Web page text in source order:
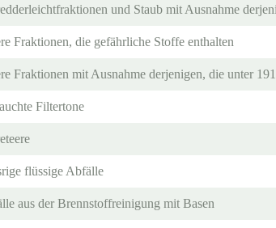
und Staub mit Ausnahme
Fraktionen, die gefährliche Stoffe enthalten
Fraktionen mit Ausnahme derjenigen, die unter
Filtertone
flüssige Abfälle
aus der Brennstoffreinigung mit Basen